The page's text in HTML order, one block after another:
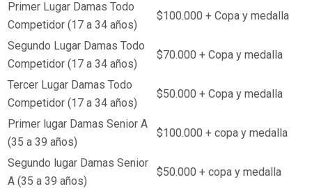
Primer Lugar Damas Todo
Competidor (17 a 34 años)
$100.000 + Copa y medalla
Segundo Lugar Damas Todo
Competidor (17 a 34 años)
$70.000 + Copa y medalla
Tercer Lugar Damas Todo
Competidor (17 a 34 años)
$50.000 + Copa y medalla
Primer lugar Damas Senior A
(35 a 39 años)
$100.000 + copa y medalla
Segundo lugar Damas Senior
A (35 a 39 años)
$50.000 + copa y medalla